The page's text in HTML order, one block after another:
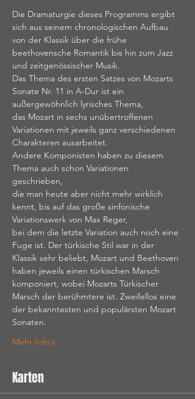
Die Dramaturgie dieses Programms ergibt
sich aus seinem chronologischen Aufbau
von der Klassik über die frühe
beethovensche Romantik bis hin zum Jazz
und zeitgenössischer Musik.
Das Thema des ersten Satzes von Mozarts
Sonate Nr. 11 in A-Dur ist ein
außergewöhnlich lyrisches Thema,
das Mozart in sechs unübertroffenen
Variationen mit jeweils ganz verschiedenen
Charakteren ausarbeitet.
Andere Komponisten haben zu diesem
Thema auch schon Variationen
geschrieben,
die man heute aber nicht mehr wirklich
kennt, bis auf das große sinfonische
Variationswerk von Max Reger,
bei dem die letzte Variation auch noch eine
Fuge ist. Der türkische Stil war in der
Klassik sehr beliebt, Mozart und Beethoven
haben jeweils einen türkischen Marsch
komponiert, wobei Mozarts Türkischer
Marsch der berühmtere ist. Zweifellos eine
der bekanntesten und populärsten Mozart
Sonaten.
Mehr Info`s
Karten